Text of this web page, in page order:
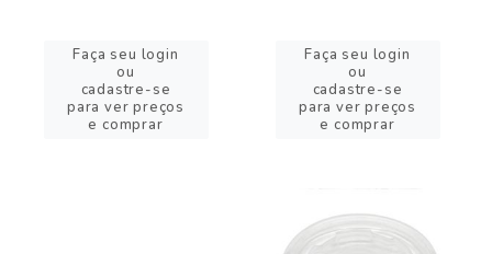
Faça seu login
ou
cadastre-se
para ver preços
e comprar
Faça seu login
ou
cadastre-se
para ver preços
e comprar